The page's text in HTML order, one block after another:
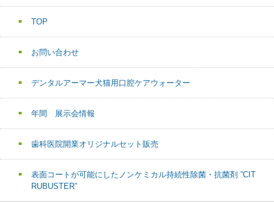
TOP
お問い合わせ
デンタルアーマー犬猫用口腔ケアウォーター
年間 展示会情報
歯科医院開業オリジナルセット販売
表面コートが可能にしたノンケミカル持続性除菌・抗菌剤 ”CIT
RUBUSTER”